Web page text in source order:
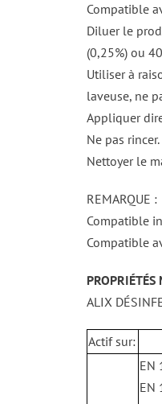
Compatible
Diluer le
(0,25%) ou
Utiliser à
laveuse, ne
Appliquer
Ne pas
Nettoyer le
REMARQUE :
Compatible
Compatible
PROPRIÉTÉS
ALIX
Actif sur:
EN
EN